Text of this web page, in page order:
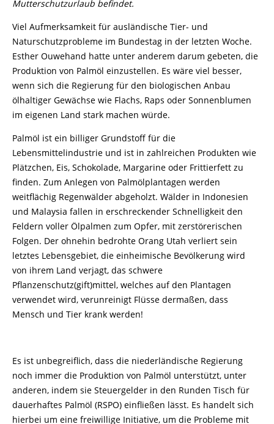
Mutterschutzurlaub befindet.
Viel Aufmerksamkeit für ausländische Tier- und
Naturschutzprobleme im Bundestag in der letzten Woche.
Esther Ouwehand hatte unter anderem darum gebeten, die
Produktion von Palmöl einzustellen. Es wäre viel besser,
wenn sich die Regierung für den biologischen Anbau
ölhaltiger Gewächse wie Flachs, Raps oder Sonnenblumen
im eigenen Land stark machen würde.
Palmöl ist ein billiger Grundstoff für die
Lebensmittelindustrie und ist in zahlreichen Produkten wie
Plätzchen, Eis, Schokolade, Margarine oder Frittierfett zu
finden. Zum Anlegen von Palmölplantagen werden
weitflächig Regenwälder abgeholzt. Wälder in Indonesien
und Malaysia fallen in erschreckender Schnelligkeit den
Feldern voller Ölpalmen zum Opfer, mit zerstörerischen
Folgen. Der ohnehin bedrohte Orang Utah verliert sein
letztes Lebensgebiet, die einheimische Bevölkerung wird
von ihrem Land verjagt, das schwere
Pflanzenschutz(gift)mittel, welches auf den Plantagen
verwendet wird, verunreinigt Flüsse dermaßen, dass
Mensch und Tier krank werden!
Es ist unbegreiflich, dass die niederländische Regierung
noch immer die Produktion von Palmöl unterstützt, unter
anderen, indem sie Steuergelder in den Runden Tisch für
dauerhaftes Palmöl (RSPO) einfließen lässt. Es handelt sich
hierbei um eine freiwillige Initiative, um die Probleme mit